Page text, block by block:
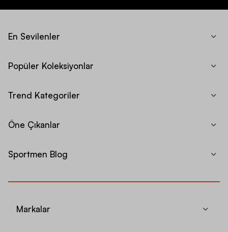
En Sevilenler
Popüler Koleksiyonlar
Trend Kategoriler
Öne Çıkanlar
Sportmen Blog
Markalar